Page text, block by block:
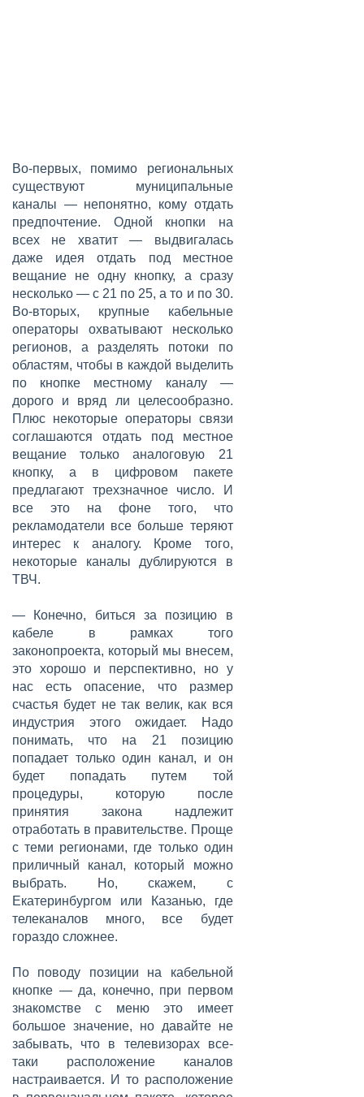
Во-первых, помимо региональных
существуют муниципальные
каналы — непонятно, кому отдать
предпочтение. Одной кнопки на
всех не хватит — выдвигалась
даже идея отдать под местное
вещание не одну кнопку, а сразу
несколько — с 21 по 25, а то и по 30.
Во-вторых, крупные кабельные
операторы охватывают несколько
регионов, а разделять потоки по
областям, чтобы в каждой выделить
по кнопке местному каналу —
дорого и вряд ли целесообразно.
Плюс некоторые операторы связи
соглашаются отдать под местное
вещание только аналоговую 21
кнопку, а в цифровом пакете
предлагают трехзначное число. И
все это на фоне того, что
рекламодатели все больше теряют
интерес к аналогу. Кроме того,
некоторые каналы дублируются в
ТВЧ.
— Конечно, биться за позицию в
кабеле в рамках того
законопроекта, который мы внесем,
это хорошо и перспективно, но у
нас есть опасение, что размер
счастья будет не так велик, как вся
индустрия этого ожидает. Надо
понимать, что на 21 позицию
попадает только один канал, и он
будет попадать путем той
процедуры, которую после
принятия закона надлежит
отработать в правительстве. Проще
с теми регионами, где только один
приличный канал, который можно
выбрать. Но, скажем, с
Екатеринбургом или Казанью, где
телеканалов много, все будет
гораздо сложнее.
По поводу позиции на кабельной
кнопке — да, конечно, при первом
знакомстве с меню это имеет
большое значение, но давайте не
забывать, что в телевизорах все-
таки расположение каналов
настраивается. И то расположение